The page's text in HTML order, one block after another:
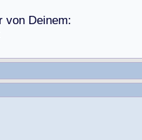
r von Deinem: